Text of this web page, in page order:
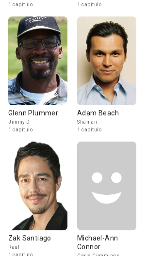
1 capítulo
1 capítulo
Glenn Plummer
Jimmy D
1 capítulo
Adam Beach
Shaman
1 capítulo
Zak Santiago
Raul
1 capítulo
Michael-Ann
Connor